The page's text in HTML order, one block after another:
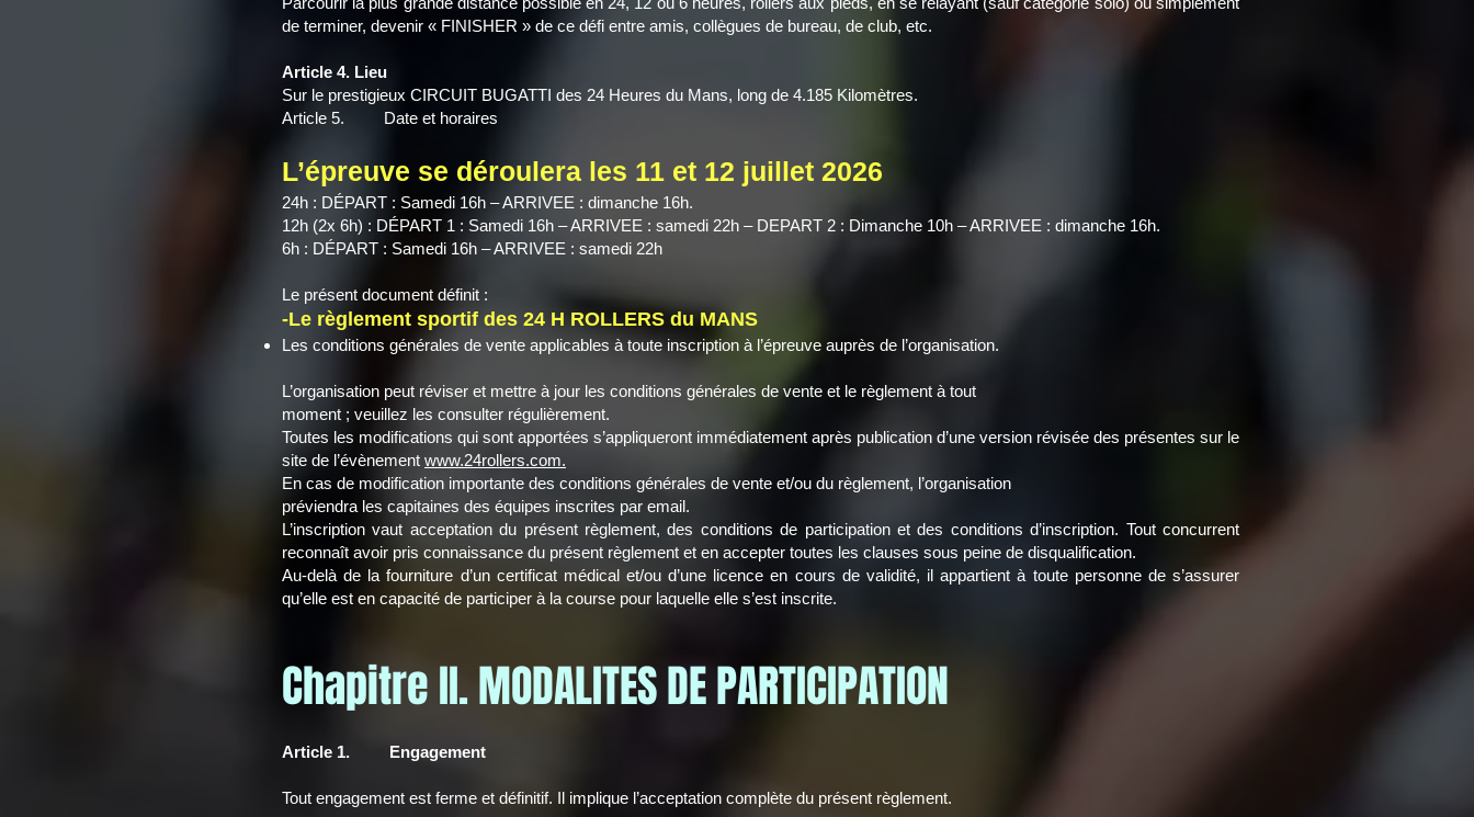
de terminer, devenir « FINISHER » de ce défi entre amis, collègues de bureau, de club, etc.
Article 4. Lieu
Sur le prestigieux CIRCUIT BUGATTI des 24 Heures du Mans, long de 4.185 Kilomètres.
Article 5. Date et horaires
L’épreuve se déroulera les 11 et 12 juillet 2026
24h : DÉPART : Samedi 16h – ARRIVEE : dimanche 16h.
12h (2x 6h) : DÉPART 1 : Samedi 16h – ARRIVEE : samedi 22h – DEPART 2 : Dimanche 10h – ARRIVEE : dimanche 16h.
6h : DÉPART : Samedi 16h – ARRIVEE : samedi 22h
Le présent document définit :
-Le règlement sportif des 24 H ROLLERS du MANS
Les conditions générales de vente applicables à toute inscription à l’épreuve auprès de l’organisation.
L’organisation peut réviser et mettre à jour les conditions générales de vente et le règlement à tout
moment ; veuillez les consulter régulièrement.
Toutes les modifications qui sont apportées s’appliqueront immédiatement après publication d’une version révisée des présentes sur le
site de l’évènement www.24rollers.com.
En cas de modification importante des conditions générales de vente et/ou du règlement, l’organisation
préviendra les capitaines des équipes inscrites par email.
L’inscription vaut acceptation du présent règlement, des conditions de participation et des conditions d’inscription. Tout concurrent
reconnaît avoir pris connaissance du présent règlement et en accepter toutes les clauses sous peine de disqualification.
Au-delà de la fourniture d’un certificat médical et/ou d’une licence en cours de validité, il appartient à toute personne de s’assurer
qu’elle est en capacité de participer à la course pour laquelle elle s’est inscrite.
Chapitre II. MODALITES DE PARTICIPATION
Article 1. Engagement
Tout engagement est ferme et définitif. Il implique l’acceptation complète du présent règlement.